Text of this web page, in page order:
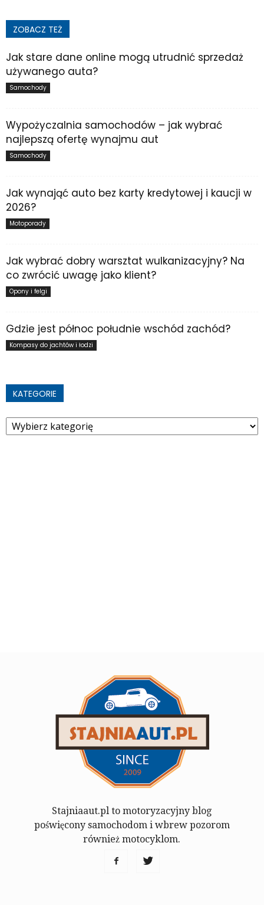
ZOBACZ TEŻ
Jak stare dane online mogą utrudnić sprzedaż
używanego auta?
Samochody
Wypożyczalnia samochodów – jak wybrać
najlepszą ofertę wynajmu aut
Samochody
Jak wynająć auto bez karty kredytowej i kaucji w
2026?
Motoporady
Jak wybrać dobry warsztat wulkanizacyjny? Na
co zwrócić uwagę jako klient?
Opony i felgi
Gdzie jest północ południe wschód zachód?
Kompasy do jachtów i łodzi
KATEGORIE
Kategorie
Stajniaaut.pl to motoryzacyjny blog
poświęcony samochodom i wbrew pozorom
również motocyklom.